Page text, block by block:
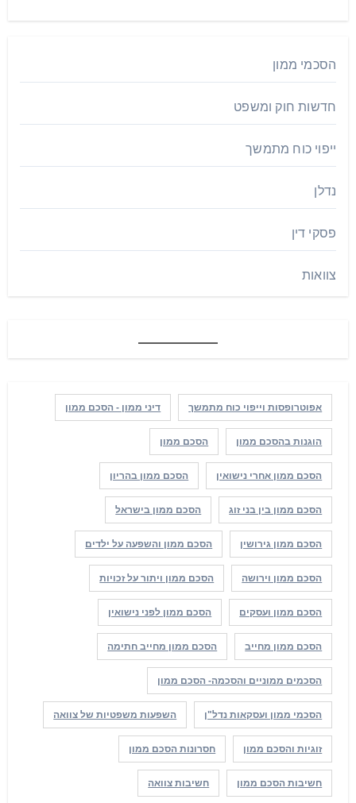
הסכמי ממון
חדשות חוק ומשפט
ייפוי כוח מתמשך
נדלן
פסקי דין
צוואות
אפוטרופסות וייפוי כוח מתמשך דיני ממון - הסכם ממון
הוגנות בהסכם ממון הסכם ממון
הסכם ממון אחרי נישואין הסכם ממון בהריון
הסכם ממון בין בני זוג הסכם ממון בישראל
הסכם ממון גירושין הסכם ממון והשפעה על ילדים
הסכם ממון וירושה הסכם ממון ויתור על זכויות
הסכם ממון ועסקים הסכם ממון לפני נישואין
הסכם ממון מחייב הסכם ממון מחייב חתימה
הסכמים ממוניים והסכמה- הסכם ממון
הסכמי ממון ועסקאות נדל"ן השפעות משפטיות של צוואה
זוגיות והסכם ממון חסרונות הסכם ממון
חשיבות הסכם ממון חשיבות צוואה